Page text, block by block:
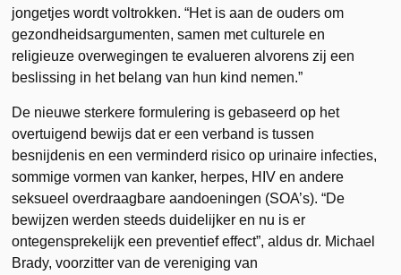
jongetjes wordt voltrokken. “Het is aan de ouders om
gezondheidsargumenten, samen met culturele en
religieuze overwegingen te evalueren alvorens zij een
beslissing in het belang van hun kind nemen.”
De nieuwe sterkere formulering is gebaseerd op het
overtuigend bewijs dat er een verband is tussen
besnijdenis en een verminderd risico op urinaire infecties,
sommige vormen van kanker, herpes, HIV en andere
seksueel overdraagbare aandoeningen (SOA’s). “De
bewijzen werden steeds duidelijker en nu is er
ontegensprekelijk een preventief effect”, aldus dr. Michael
Brady, voorzitter van de vereniging van